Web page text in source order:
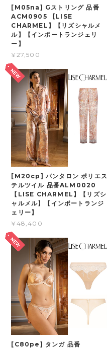
[M05na] Gストリング 品番
ACM0905 【LISE
CHARMEL】【リズシャルメ
ル】【インポートランジェリ
ー】
¥27,500
[M20cp] パンタロン ポリエス
テルツイル 品番ALM0020
【LISE CHARMEL】【リズシ
ャルメル】【インポートランジ
ェリー】
¥48,400
[C80pe] タンガ 品番